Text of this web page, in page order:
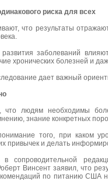
риска для всех
что результаты
заболеваний
хронических болезней и
дает важный
что людям необходимы
знание конкретных
того, при каком
привычек и делать
в сопроводительной
Винсент заявил, что
по питанию США